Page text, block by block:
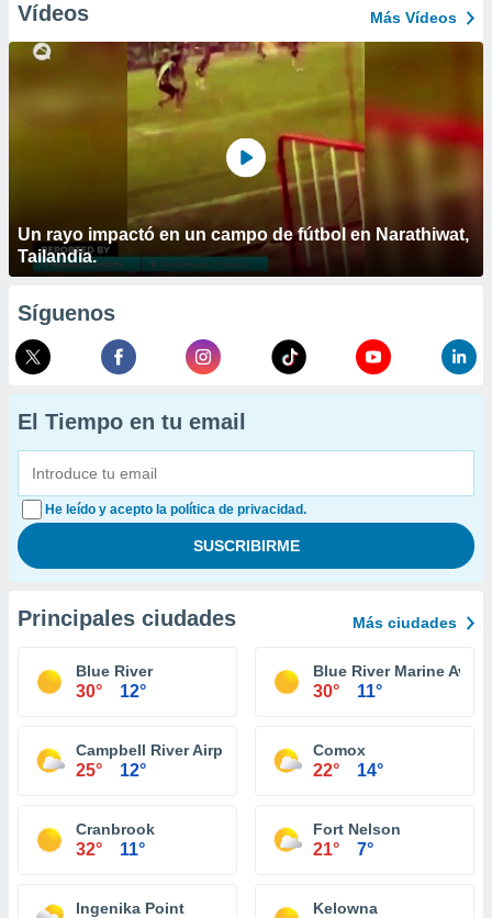
Vídeos Más Vídeos
Un rayo impactó en un campo de fútbol en Narathiwat,
Tailandia.
Síguenos
El Tiempo en tu email
He leído y acepto la política de privacidad.
Principales ciudades Más ciudades
Blue River
30° 12°
Blue River Marine
30° 11°
Campbell River Airport
25° 12°
Comox
22° 14°
Cranbrook
32° 11°
Fort Nelson
21° 7°
Ingenika Point Kelowna